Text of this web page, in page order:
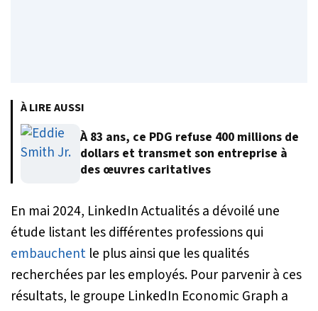
À LIRE AUSSI
À 83 ans, ce PDG refuse 400 millions de
dollars et transmet son entreprise à
des œuvres caritatives
En mai 2024, LinkedIn Actualités a dévoilé une
étude listant les différentes professions qui
embauchent le plus ainsi que les qualités
recherchées par les employés. Pour parvenir à ces
résultats, le groupe LinkedIn Economic Graph a